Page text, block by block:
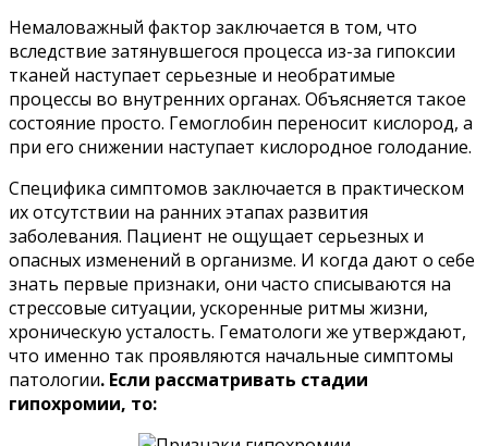
Немаловажный фактор заключается в том, что
вследствие затянувшегося процесса из-за гипоксии
тканей наступает серьезные и необратимые
процессы во внутренних органах. Объясняется такое
состояние просто. Гемоглобин переносит кислород, а
при его снижении наступает кислородное голодание.
Специфика симптомов заключается в практическом
их отсутствии на ранних этапах развития
заболевания. Пациент не ощущает серьезных и
опасных изменений в организме. И когда дают о себе
знать первые признаки, они часто списываются на
стрессовые ситуации, ускоренные ритмы жизни,
хроническую усталость. Гематологи же утверждают,
что именно так проявляются начальные симптомы
патологии. Если рассматривать стадии
гипохромии, то: